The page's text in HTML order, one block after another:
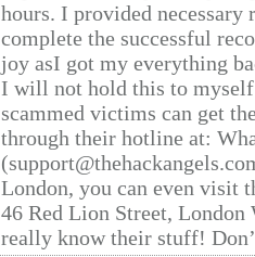
hours. I provided
complete the successful
joy asI got my everything
I will not hold this to
scammed victims can get
through their hotline at:
London, you can even visit
46 Red Lion Street, London
really know their stuff!